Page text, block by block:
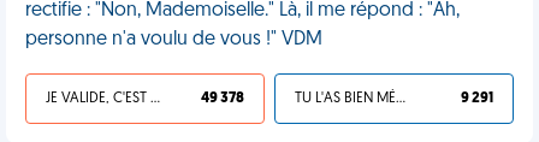
rectifie : "Non, Mademoiselle." Là, il me répond : "Ah,
personne n'a voulu de vous !" VDM
JE VALIDE, C'EST UNE VDM 49 378 TU L'AS BIEN MÉRITÉ 9 291